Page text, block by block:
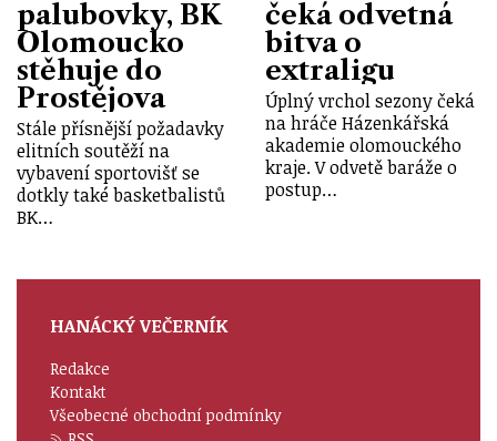
palubovky, BK
Olomoucko
stěhuje do
Prostějova
Stále přísnější požadavky
elitních soutěží na
vybavení sportovišť se
dotkly také basketbalistů
BK…
čeká odvetná
bitva o
extraligu
Úplný vrchol sezony čeká
na hráče Házenkářská
akademie olomouckého
kraje. V odvetě baráže o
postup…
HANÁCKÝ VEČERNÍK
Redakce
Kontakt
Všeobecné obchodní podmínky